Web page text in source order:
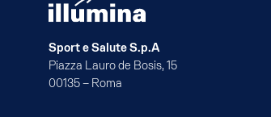
Sport e Salute S.p.A
Piazza Lauro de Bosis, 15
00135 – Roma